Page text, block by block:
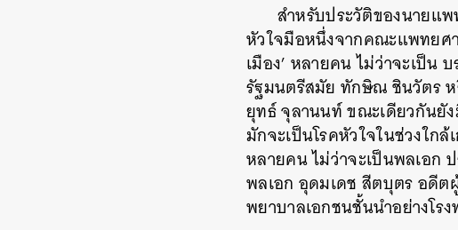
สำหรับประวัติของนายแ
หัวใจมือหนึ่งจากคณะแพทยศ
เมือง’ หลายคน ไม่ว่าจะเป็
รัฐมนตรีสมัย ทักษิณ ชินวัตร
ยุทธ์ จุลานนท์ ขณะเดียวกันยั
มักจะเป็นโรคหัวใจในช่วงใ
หลายคน ไม่ว่าจะเป็นพลเอก
พลเอก อุดมเดช สีตบุตร อดีต
พยาบาลเอกชนชั้นนำอย่างโร